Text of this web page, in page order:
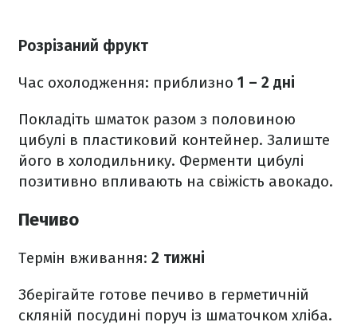
Розрізаний фрукт
Час охолодження: приблизно 1 – 2 дні
Покладіть шматок разом з половиною
цибулі в пластиковий контейнер. Залиште
його в холодильнику. Ферменти цибулі
позитивно впливають на свіжість авокадо.
Печиво
Термін вживання: 2 тижні
Зберігайте готове печиво в герметичній
скляній посудині поруч із шматочком хліба.